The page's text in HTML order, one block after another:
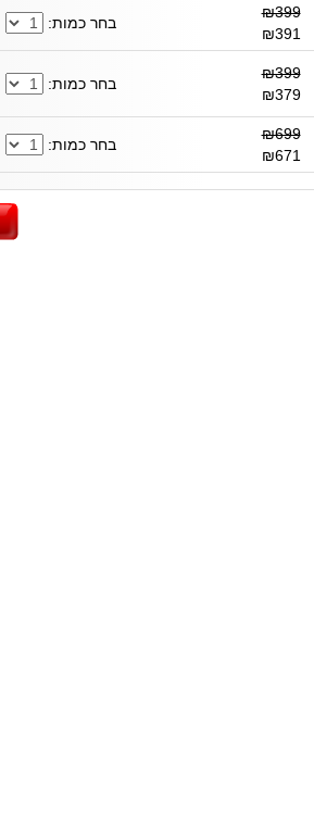
₪399
בחר כמות:
₪399
₪379
בחר כמות:
₪699
בחר כמות: